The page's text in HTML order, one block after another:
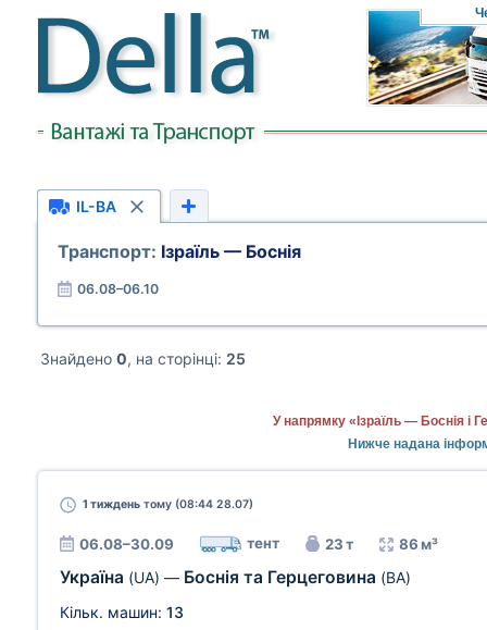
IL-BA
Транспорт: Ізраїль — Боснія
06.08–06.10
Знайдено 0, на сторінці: 25
У напрямку «Ізраїль — Боснія і
Нижче надана
1 тиждень тому (08:44 28.07)
06.08–30.09 тент 23 т 86 м³
Україна (UA) — Боснія та Герцеговина (BA)
Кільк. машин: 13